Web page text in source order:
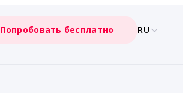
Попробовать бесплатно RU